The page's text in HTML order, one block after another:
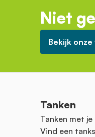
Niet
Bekijk
Tanken
Tanken met
Vind een